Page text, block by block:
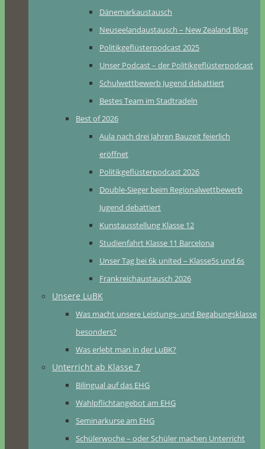
Dänemarkaustausch
Neuseelandaustausch – New Zealand Blog
Politikgeflüsterpodcast 2025
Unser Podcast – der Politikgeflüsterpodcast
Schulwettbewerb Jugend debattiert
Bestes Team im Stadtradeln
Best of 2026
Aula nach drei Jahren Bauzeit feierlich
eröffnet
Politikgeflüsterpodcast 2026
Double-Sieger beim Regionalwettbewerb
Jugend debattiert
Kunstausstellung Klasse 12
Studienfahrt Klasse 11 Barcelona
Unser Tag bei 6k united – Klasse5s und 6s
Frankreichaustausch 2026
Unsere LuBK
Was macht unsere Leistungs- und Begabungsklasse
besonders?
Was erlebt man in der LuBK?
Unterricht ab Klasse 7
Bilingual auf das EHG
Wahlpflichtangebot am EHG
Seminarkurse am EHG
Schülerwoche – oder Schüler machen Unterricht